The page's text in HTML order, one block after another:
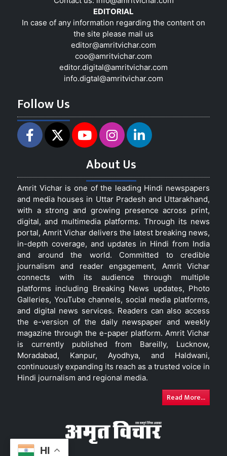
HI
EDITORIAL
In case of any information regarding the content on
the site please mail us
editor@amritvichar.com
coo@amritvichar.com
editor.digital@amritvichar.com
info.digtal@amritvichar.com
Follow Us
About Us
Amrit Vichar is one of the leading Hindi newspapers
and media houses in Uttar Pradesh and Uttarakhand,
with a strong and growing presence across print,
digital, and multimedia platforms. Through its news
portal, Amrit Vichar delivers the latest breaking news,
in-depth coverage, and updates in Hindi from India
and around the world. Committed to credible
journalism and reader engagement, Amrit Vichar
connects with its audience through multiple
platforms including Breaking News updates, Photo
Galleries, YouTube channels, social media platforms,
and digital news services. Readers can also access
the e-version of the daily newspaper and weekly
magazine through the e-paper platform. Amrit Vichar
is currently published from Bareilly, Lucknow,
Moradabad, Kanpur, Ayodhya, and Haldwani,
continuously expanding its reach as a trusted voice in
Hindi journalism and regional media.
Read More...